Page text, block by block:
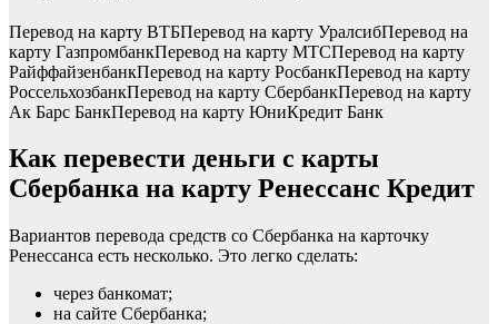
Перевод на карту ВТБПеревод на карту УралсибПеревод на
карту ГазпромбанкПеревод на карту МТСПеревод на карту
РайффайзенбанкПеревод на карту РосбанкПеревод на карту
РоссельхозбанкПеревод на карту СбербанкПеревод на карту
Ак Барс БанкПеревод на карту ЮниКредит Банк
Как перевести деньги с карты
Сбербанка на карту Ренессанс Кредит
Вариантов перевода средств со Сбербанка на карточку
Ренессанса есть несколько. Это легко сделать:
через банкомат;
на сайте Сбербанка;